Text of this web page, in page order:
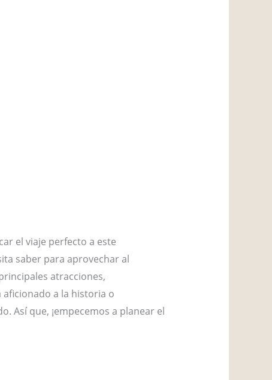
el viaje perfecto a este
saber para aprovechar al
atracciones,
a la historia o
Así que, ¡empecemos a planear el